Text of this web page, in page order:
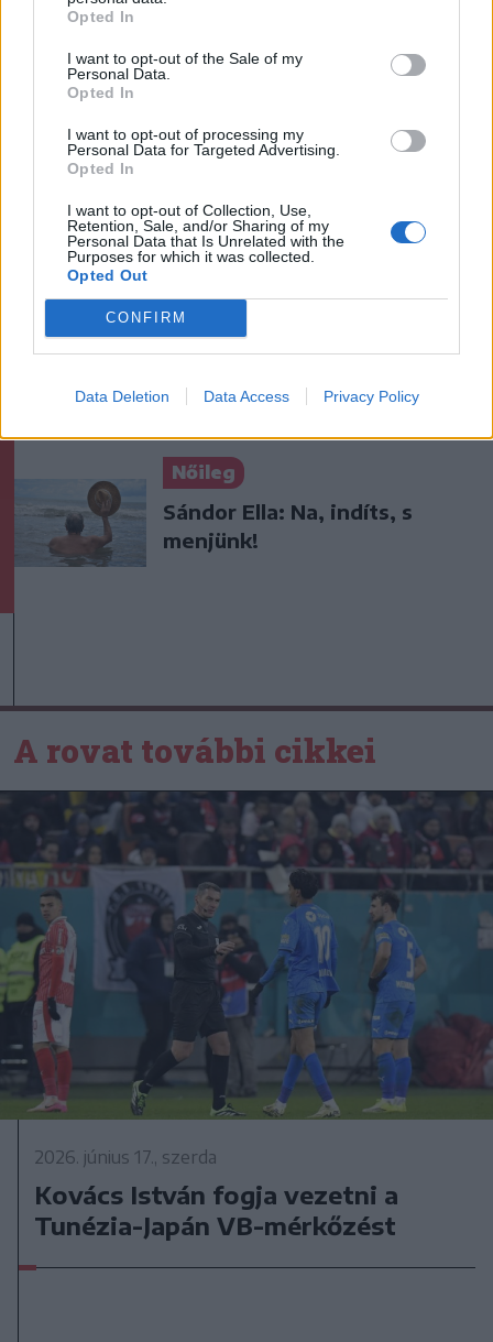
Opted In
I want to opt-out of the Sale of my
Personal Data.
Opted In
I want to opt-out of processing my
Personal Data for Targeted Advertising.
Opted In
I want to opt-out of Collection, Use,
Retention, Sale, and/or Sharing of my
Personal Data that Is Unrelated with the
Purposes for which it was collected.
Opted Out
CONFIRM
Data Deletion Data Access Privacy Policy
Aranyérmek sokaságával tért
haza Kőszegről a Godako
Krónika
Putyin egy NATO-tagállam
megtámadására készül az
amerikai hírszerzés szerint
Székely Sport
Kulcsjátékosok nélkül készül a
Farul az FK Csíkszereda ellen
Nőileg
Sándor Ella: Na, indíts, s
menjünk!
A rovat további cikkei
2026. június 17., szerda
Kovács István fogja vezetni a
Tunézia-Japán VB-mérkőzést